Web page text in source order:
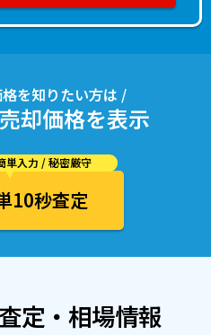
を知りたい方は /
却価格を表示
単入力 / 秘密厳守
10秒査定
定・相場情報